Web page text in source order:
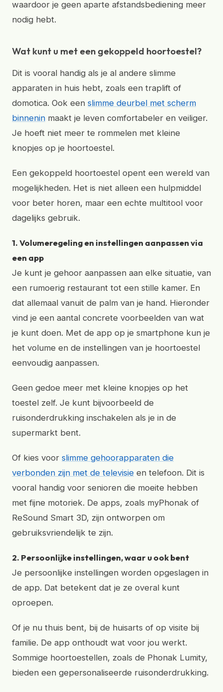
waardoor je geen aparte afstandsbediening meer
nodig hebt.
Wat kunt u met een gekoppeld hoortoestel?
Dit is vooral handig als je al andere slimme
apparaten in huis hebt, zoals een traplift of
domotica. Ook een slimme deurbel met scherm
binnenin maakt je leven comfortabeler en veiliger.
Je hoeft niet meer te rommelen met kleine
knopjes op je hoortoestel.
Een gekoppeld hoortoestel opent een wereld van
mogelijkheden. Het is niet alleen een hulpmiddel
voor beter horen, maar een echte multitool voor
dagelijks gebruik.
1. Volumeregeling en instellingen aanpassen via
een app
Je kunt je gehoor aanpassen aan elke situatie, van
een rumoerig restaurant tot een stille kamer. En
dat allemaal vanuit de palm van je hand. Hieronder
vind je een aantal concrete voorbeelden van wat
je kunt doen. Met de app op je smartphone kun je
het volume en de instellingen van je hoortoestel
eenvoudig aanpassen.
Geen gedoe meer met kleine knopjes op het
toestel zelf. Je kunt bijvoorbeeld de
ruisonderdrukking inschakelen als je in de
supermarkt bent.
Of kies voor slimme gehoorapparaten die
verbonden zijn met de televisie en telefoon. Dit is
vooral handig voor senioren die moeite hebben
met fijne motoriek. De apps, zoals myPhonak of
ReSound Smart 3D, zijn ontworpen om
gebruiksvriendelijk te zijn.
2. Persoonlijke instellingen, waar u ook bent
Je persoonlijke instellingen worden opgeslagen in
de app. Dat betekent dat je ze overal kunt
oproepen.
Of je nu thuis bent, bij de huisarts of op visite bij
familie. De app onthoudt wat voor jou werkt.
Sommige hoortoestellen, zoals de Phonak Lumity,
bieden een gepersonaliseerde ruisonderdrukking.